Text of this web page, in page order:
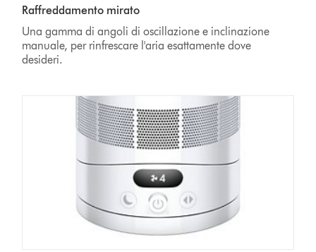
Raffreddamento mirato
Una gamma di angoli di oscillazione e inclinazione
manuale, per rinfrescare l'aria esattamente dove
desideri.